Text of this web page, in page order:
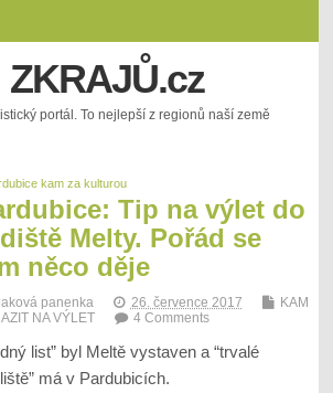
ZKRAJŮ.cz
portál. To nejlepší z regionů naší země
kam za kulturou
Tip na výlet do
Melty. Pořád se
něco děje
panenka 26. července 2017
KAM
NA VÝLET
4 Comments
list” byl Meltě vystaven a “trvalé
má v Pardubicích.